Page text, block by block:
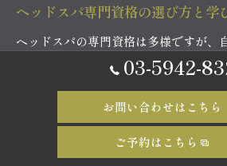
ヘッドスパ専門資格の選び方と学
ヘッドスパの専門資格は多様ですが、
に合ったものを選ぶことが重要です。
実際の学びのポイントとしては、頭皮
でなく、施術時の安全性や衛生管理、
03-5942-
お問い合わせはこちら
ご予約はこちら